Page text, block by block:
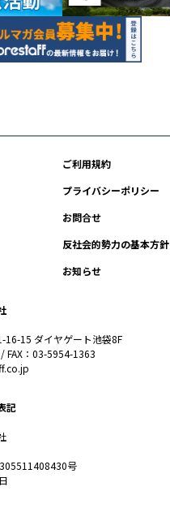
ご利用規約
プライバシーポリシー
お問合せ
反社会的勢力の基本方針
お知らせ
16-15 ダイヤゲート池袋8F
FAX：03-5954-1363
記
号